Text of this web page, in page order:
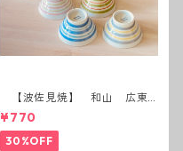
【波佐見焼】 和山 広東
碗 二色ボーダー 全6パター
ン
¥770
30%OFF